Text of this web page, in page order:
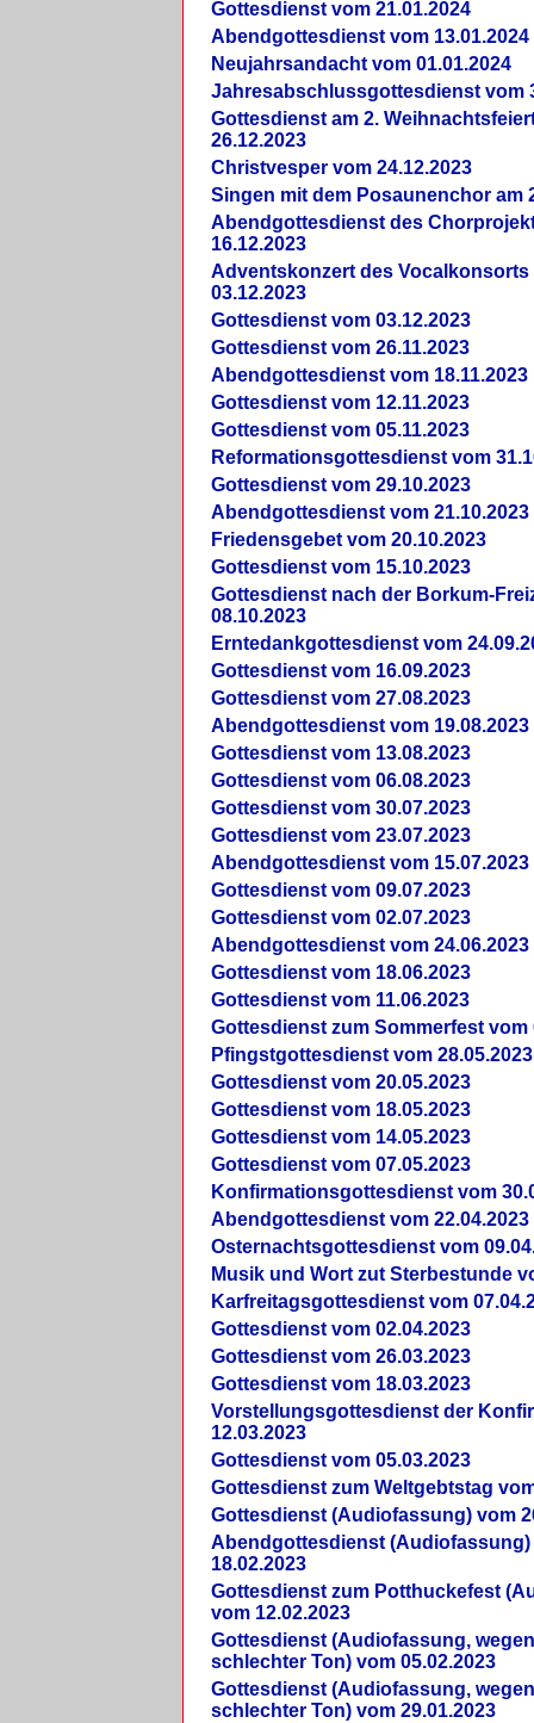
Gottesdienst vom 21.01.2024
Abendgottesdienst vom 13.01.2024
Neujahrsandacht vom 01.01.2024
Jahresabschlussgottesdienst vom
Gottesdienst am 2.
26.12.2023
Christvesper vom 24.12.2023
Singen mit dem Posaunenchor am
Abendgottesdienst des
16.12.2023
Adventskonzert des Vocalkonsorts
03.12.2023
Gottesdienst vom 03.12.2023
Gottesdienst vom 26.11.2023
Abendgottesdienst vom 18.11.2023
Gottesdienst vom 12.11.2023
Gottesdienst vom 05.11.2023
Reformationsgottesdienst vom
Gottesdienst vom 29.10.2023
Abendgottesdienst vom 21.10.2023
Friedensgebet vom 20.10.2023
Gottesdienst vom 15.10.2023
Gottesdienst nach der Borkum-
08.10.2023
Erntedankgottesdienst vom
Gottesdienst vom 16.09.2023
Gottesdienst vom 27.08.2023
Abendgottesdienst vom 19.08.2023
Gottesdienst vom 13.08.2023
Gottesdienst vom 06.08.2023
Gottesdienst vom 30.07.2023
Gottesdienst vom 23.07.2023
Abendgottesdienst vom 15.07.2023
Gottesdienst vom 09.07.2023
Gottesdienst vom 02.07.2023
Abendgottesdienst vom 24.06.2023
Gottesdienst vom 18.06.2023
Gottesdienst vom 11.06.2023
Gottesdienst zum Sommerfest vom
Pfingstgottesdienst vom 28.05.2023
Gottesdienst vom 20.05.2023
Gottesdienst vom 18.05.2023
Gottesdienst vom 14.05.2023
Gottesdienst vom 07.05.2023
Konfirmationsgottesdienst vom
Abendgottesdienst vom 22.04.2023
Osternachtsgottesdienst vom
Musik und Wort zut Sterbestunde
Karfreitagsgottesdienst vom
Gottesdienst vom 02.04.2023
Gottesdienst vom 26.03.2023
Gottesdienst vom 18.03.2023
Vorstellungsgottesdienst der
12.03.2023
Gottesdienst vom 05.03.2023
Gottesdienst zum Weltgebtstag
Gottesdienst (Audiofassung) vom
Abendgottesdienst (Audiofassung)
18.02.2023
Gottesdienst zum Potthuckefest
vom 12.02.2023
Gottesdienst (Audiofassung,
schlechter Ton) vom 05.02.2023
Gottesdienst (Audiofassung,
schlechter Ton) vom 29.01.2023